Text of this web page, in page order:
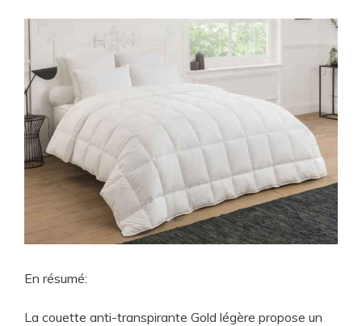
En résumé:
La couette anti-transpirante Gold légère propose un